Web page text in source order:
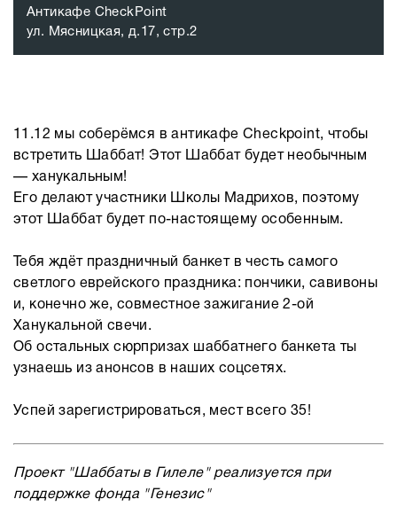
Антикафе CheckPoint
ул. Мясницкая, д.17, стр.2
11.12 мы соберёмся в антикафе Checkpoint, чтобы
встретить Шаббат! Этот Шаббат будет необычным
— ханукальным!
Его делают участники Школы Мадрихов, поэтому
этот Шаббат будет по-настоящему особенным.
Тебя ждёт праздничный банкет в честь самого
светлого еврейского праздника: пончики, савивоны
и, конечно же, совместное зажигание 2-ой
Ханукальной свечи.
Об остальных сюрпризах шаббатнего банкета ты
узнаешь из анонсов в наших соцсетях.
Успей зарегистрироваться, мест всего 35!
Проект "Шаббаты в Гилеле" реализуется при
поддержке фонда "Генезис"